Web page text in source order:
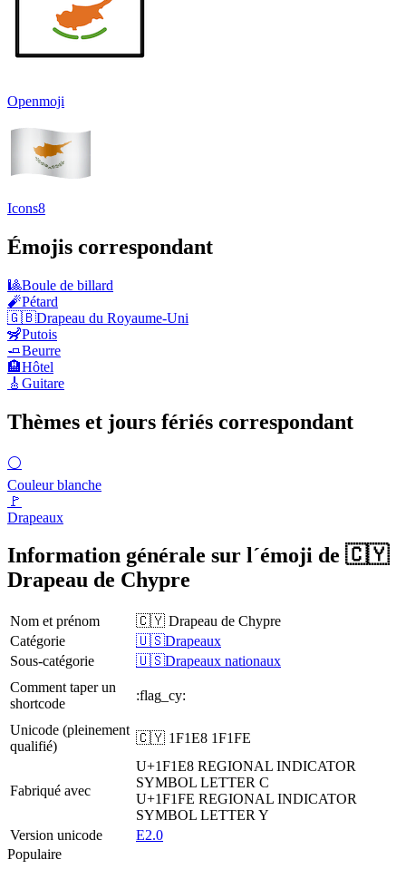
Openmoji
Icons8
Émojis correspondant
🎱Boule de billard
🧨Pétard
🇬🇧Drapeau du Royaume-Uni
🦨Putois
🧈Beurre
🏨Hôtel
🎸 Guitare
Thèmes et jours fériés correspondant
⚪
Couleur blanche
🚩
Drapeaux
Information générale sur l´émoji de 🇨🇾
Drapeau de Chypre
Nom et prénom
🇨🇾 Drapeau de Chypre
Catégorie
🇺🇸Drapeaux
Sous-catégorie
🇺🇸Drapeaux nationaux
Comment taper un
shortcode
:flag_cy:
Unicode (pleinement
qualifié)
🇨🇾 1F1E8 1F1FE
Fabriqué avec
U+1F1E8 REGIONAL INDICATOR
SYMBOL LETTER C
U+1F1FE REGIONAL INDICATOR
SYMBOL LETTER Y
Version unicode
E2.0
Populaire